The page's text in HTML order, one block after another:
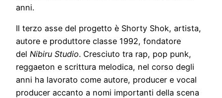
anni.
Il terzo asse del progetto è Shorty Shok, artista,
autore e produttore classe 1992, fondatore
del Nibiru Studio. Cresciuto tra rap, pop punk,
reggaeton e scrittura melodica, nel corso degli
anni ha lavorato come autore, producer e vocal
producer accanto a nomi importanti della scena